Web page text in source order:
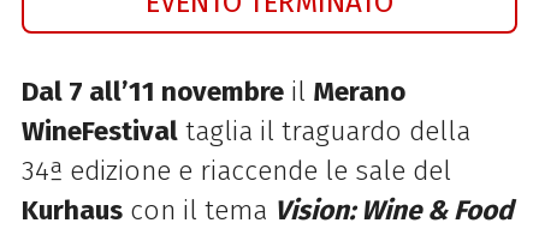
Dal 7 all’11 novembreil Merano
WineFestivaltaglia il traguardo della
34ª edizione e riaccende le sale del
Kurhauscon il tema Vision: Wine & Food